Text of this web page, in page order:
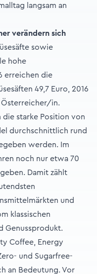
langsam an
verändern sich
sowie
hohe
erreichen die
49,7 Euro, 2016
Österreicher/in.
die starke Position von
durchschnittlich rund
werden. Im
noch nur etwa 70
Damit zählt
und
klassischen
Genussprodukt.
Coffee, Energy
und Sugarfree-
an Bedeutung. Vor